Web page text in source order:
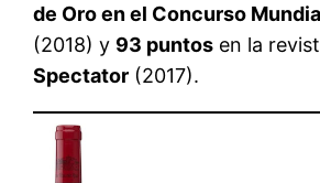
de Oro en el Concurso
(2018) y 93 puntos en la
Spectator (2017).